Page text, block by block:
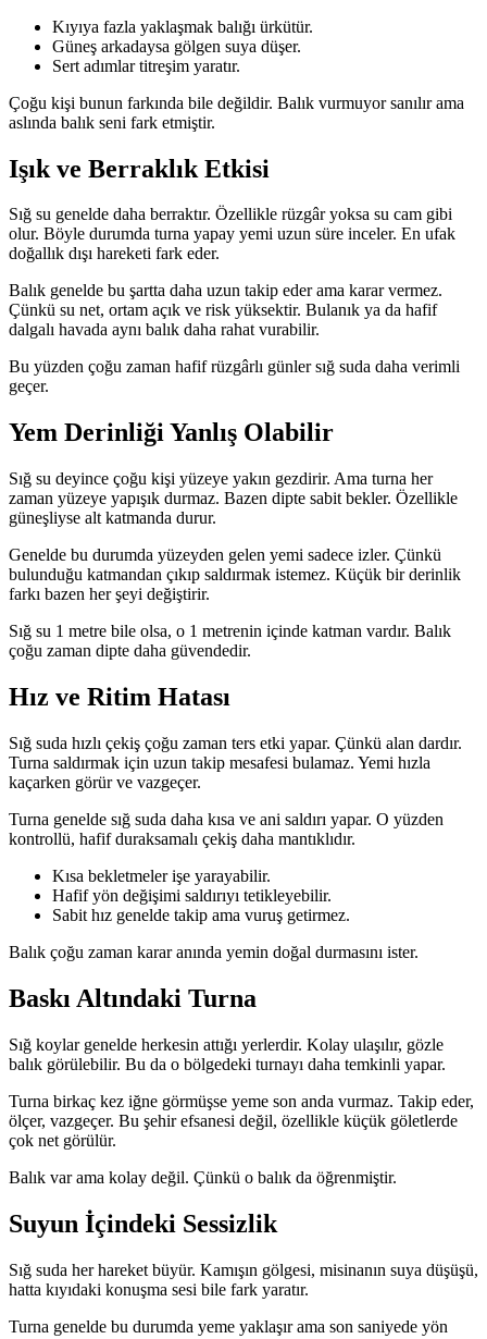
Kıyıya fazla yaklaşmak balığı ürkütür.
Güneş arkadaysa gölgen suya düşer.
Sert adımlar titreşim yaratır.
Çoğu kişi bunun farkında bile değildir. Balık vurmuyor sanılır ama
aslında balık seni fark etmiştir.
Işık ve Berraklık Etkisi
Sığ su genelde daha berraktır. Özellikle rüzgâr yoksa su cam gibi
olur. Böyle durumda turna yapay yemi uzun süre inceler. En ufak
doğallık dışı hareketi fark eder.
Balık genelde bu şartta daha uzun takip eder ama karar vermez.
Çünkü su net, ortam açık ve risk yüksektir. Bulanık ya da hafif
dalgalı havada aynı balık daha rahat vurabilir.
Bu yüzden çoğu zaman hafif rüzgârlı günler sığ suda daha verimli
geçer.
Yem Derinliği Yanlış Olabilir
Sığ su deyince çoğu kişi yüzeye yakın gezdirir. Ama turna her
zaman yüzeye yapışık durmaz. Bazen dipte sabit bekler. Özellikle
güneşliyse alt katmanda durur.
Genelde bu durumda yüzeyden gelen yemi sadece izler. Çünkü
bulunduğu katmandan çıkıp saldırmak istemez. Küçük bir derinlik
farkı bazen her şeyi değiştirir.
Sığ su 1 metre bile olsa, o 1 metrenin içinde katman vardır. Balık
çoğu zaman dipte daha güvendedir.
Hız ve Ritim Hatası
Sığ suda hızlı çekiş çoğu zaman ters etki yapar. Çünkü alan dardır.
Turna saldırmak için uzun takip mesafesi bulamaz. Yemi hızla
kaçarken görür ve vazgeçer.
Turna genelde sığ suda daha kısa ve ani saldırı yapar. O yüzden
kontrollü, hafif duraksamalı çekiş daha mantıklıdır.
Kısa bekletmeler işe yarayabilir.
Hafif yön değişimi saldırıyı tetikleyebilir.
Sabit hız genelde takip ama vuruş getirmez.
Balık çoğu zaman karar anında yemin doğal durmasını ister.
Baskı Altındaki Turna
Sığ koylar genelde herkesin attığı yerlerdir. Kolay ulaşılır, gözle
balık görülebilir. Bu da o bölgedeki turnayı daha temkinli yapar.
Turna birkaç kez iğne görmüşse yeme son anda vurmaz. Takip eder,
ölçer, vazgeçer. Bu şehir efsanesi değil, özellikle küçük göletlerde
çok net görülür.
Balık var ama kolay değil. Çünkü o balık da öğrenmiştir.
Suyun İçindeki Sessizlik
Sığ suda her hareket büyür. Kamışın gölgesi, misinanın suya düşüşü,
hatta kıyıdaki konuşma sesi bile fark yaratır.
Turna genelde bu durumda yeme yaklaşır ama son saniyede yön